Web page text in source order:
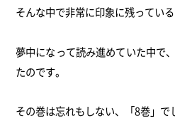
そんな中で非常に印象に残ってい
夢中になって読み進めていた中で、
たのです。
その巻は忘れもしない、「8巻」で